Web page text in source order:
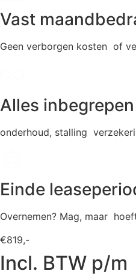
Vast
Geen verborgen kosten of
Alles inbegrepen
onderhoud, stalling
Einde
Overnemen? Mag, maar
€819,-
Incl. BTW p/m